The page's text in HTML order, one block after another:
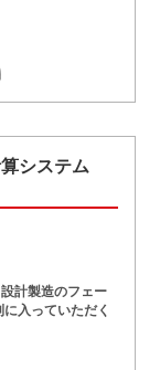
システム
計製造のフェー
入っていただく